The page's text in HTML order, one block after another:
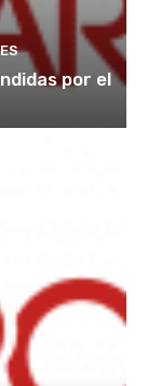
por el